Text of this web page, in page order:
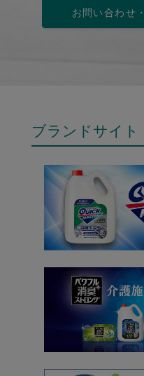
お問い合わせ
ブランドサイト